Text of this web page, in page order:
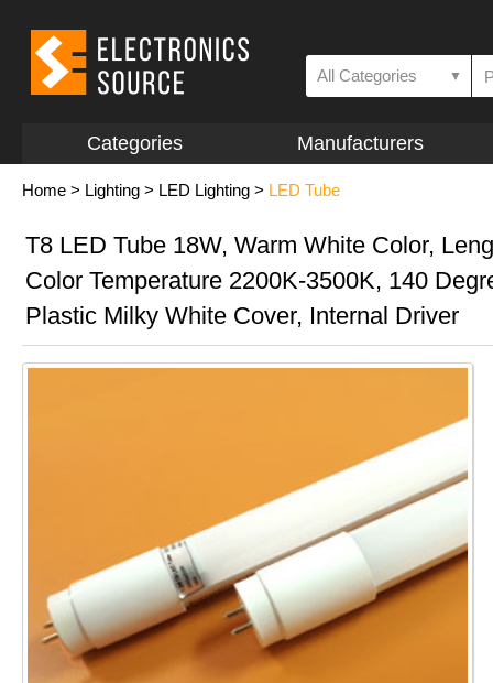
All Categories ▼
Categories Manufacturers
Home > Lighting > LED Lighting > LED Tube
T8 LED Tube 18W, Warm White Color,
Color Temperature 2200K-3500K, 140
Plastic Milky White Cover, Internal Driver